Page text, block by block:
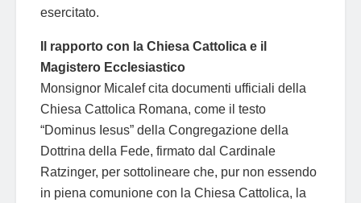
esercitato.
Il rapporto con la Chiesa Cattolica e il
Magistero Ecclesiastico
Monsignor Micalef cita documenti ufficiali della
Chiesa Cattolica Romana, come il testo
“Dominus Iesus” della Congregazione della
Dottrina della Fede, firmato dal Cardinale
Ratzinger, per sottolineare che, pur non essendo
in piena comunione con la Chiesa Cattolica, la